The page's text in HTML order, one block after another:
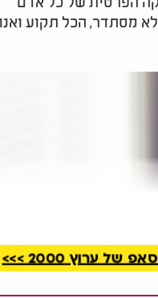
מסתדר, הכל תקוע ואנו
ערוץ 2000 >>>